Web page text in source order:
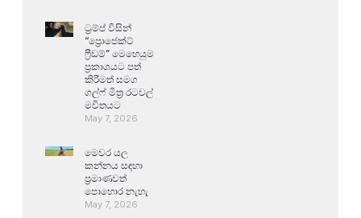
ට්‍රම්ප් විසින්
“ප්‍රොජෙක්ට්
ෆ්‍රීඩම්” මෙහෙයුම
ප්‍රකාශයට පත්
කිරීමත් සමග
ගල්ෆ් මිත්‍ර රටවල්
මවිතයට
May 7, 2026
මෙවර යල
කන්නය සඳහා
ප්‍රමාණවත්
පොහොර නැහැ
May 7, 2026